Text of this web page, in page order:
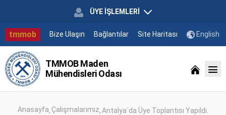
ÜYE İŞLEMLERİ
tmmob Bize Ulaşın Bağlantılar Site Haritası English
TMMOB Maden
Mühendisleri Odası
Anasayfa Çalışmalarımız Antalya`da Üye Toplantısı Yapıldı.